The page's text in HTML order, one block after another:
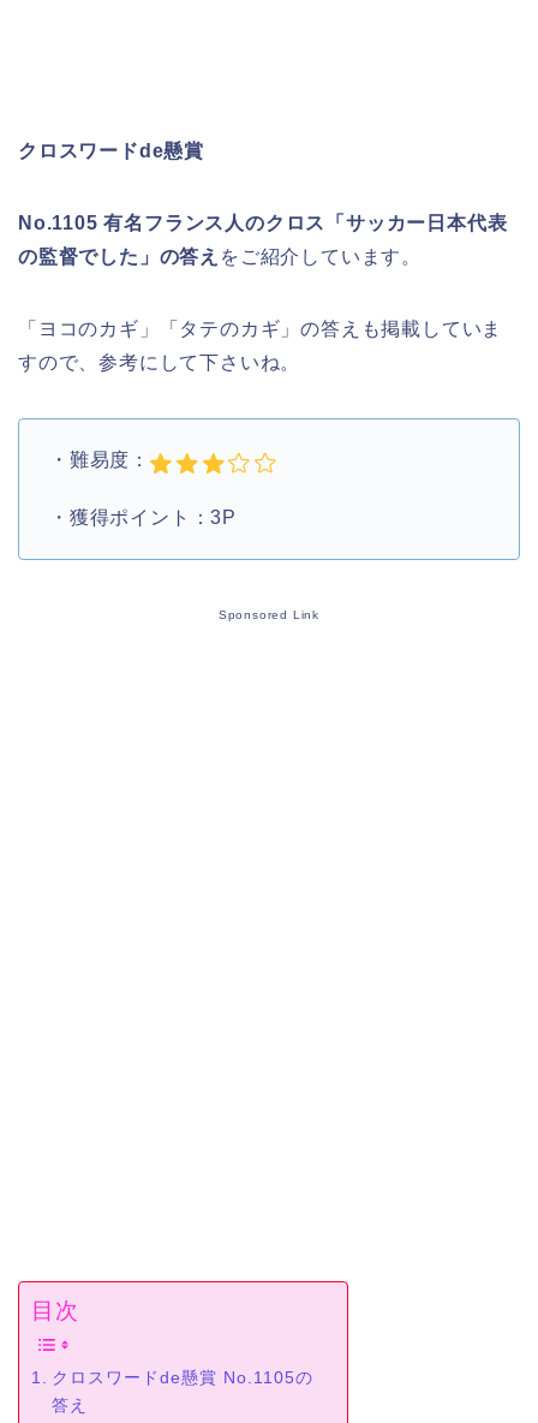
クロスワードde懸賞
No.1105 有名フランス人のクロス「サッカー日本代表
の監督でした」の答え をご紹介しています。
「ヨコのカギ」「タテのカギ」の答えも掲載していま
すので、参考にして下さいね。
・難易度：
・獲得ポイント：3P
Sponsored Link
目次
クロスワードde懸賞 No.1105の
答え